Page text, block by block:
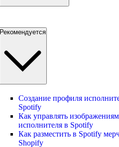
Рекомендуется
Создание профиля
Spotify
Как управлять
исполнителя в Spotify
Как разместить в Spotify
Shopify